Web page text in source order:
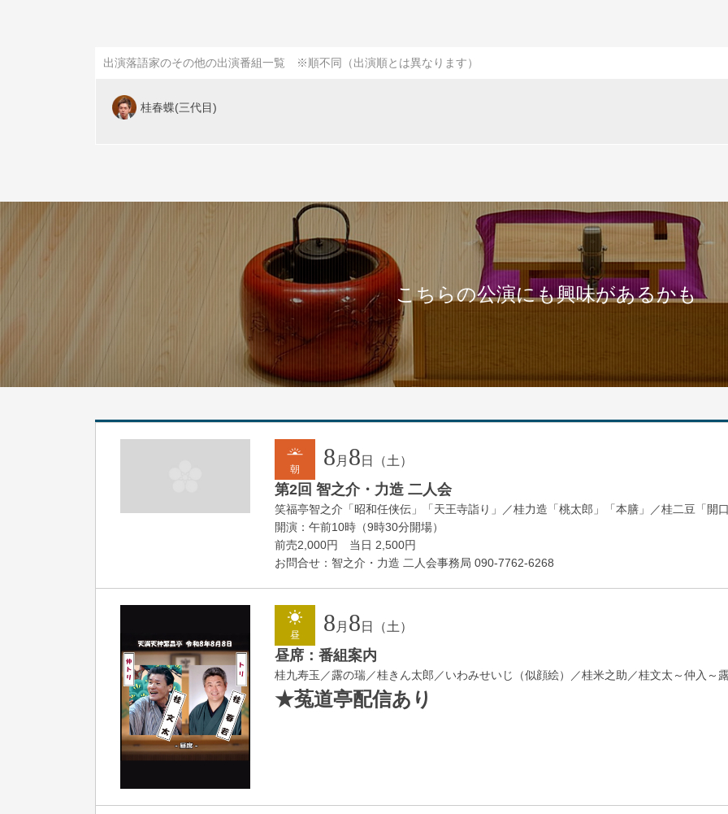
出演落語家のその他の出演番組一覧 ※順不同（出演順とは異なります）
桂春蝶(三代目)
こちらの公演にも興味があるかも
朝 8月 8 日（土）
第2回 智之介・力造 二人会
笑福亭智之介「昭和任侠伝」「天王寺詣り」／桂力造「桃太郎」「本膳」／桂二豆「開
開演：午前10時（9時30分開場）
前売2,000円 当日 2,500円
お問合せ：智之介・力造 二人会事務局 090-7762-6268
昼 8月 8 日（土）
昼席：番組案内
桂九寿玉／露の瑞／桂きん太郎／いわみせいじ（似顔絵）／桂米之助／桂文太～仲入～
★菟道亭配信あり